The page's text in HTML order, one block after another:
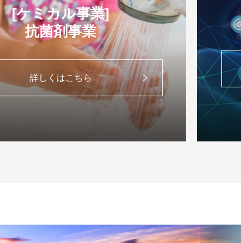
[ケミカル事業]
抗菌剤事業
詳しくはこちら